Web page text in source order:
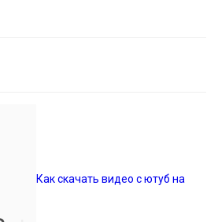
Как скачать видео с ютуб на